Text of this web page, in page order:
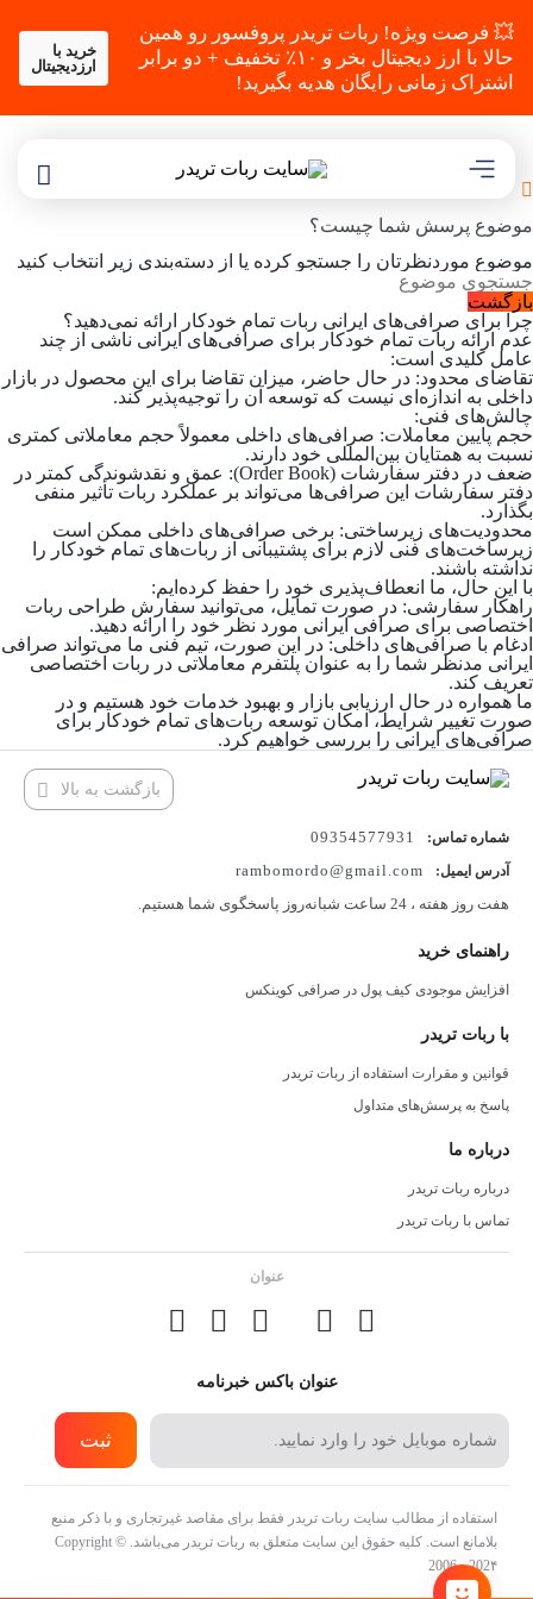
💥 فرصت ویژه! ربات تریدر پروفسور رو همین
حالا با ارز دیجیتال بخر و ۱۰٪ تخفیف + دو برابر
اشتراک زمانی رایگان هدیه بگیرید!
خرید با
ارزدیجیتال
موضوع پرسش شما چیست؟
موضوع موردنظرتان را جستجو کرده یا از دسته‌بندی زیر انتخاب کنید
بازگشت
چرا برای صرافی‌های ایرانی ربات تمام خودکار ارائه نمی‌دهید؟
عدم ارائه ربات تمام خودکار برای صرافی‌های ایرانی ناشی از چند
عامل کلیدی است:
تقاضای محدود: در حال حاضر، میزان تقاضا برای این محصول در بازار
داخلی به اندازه‌ای نیست که توسعه آن را توجیه‌پذیر کند.
چالش‌های فنی:
حجم پایین معاملات: صرافی‌های داخلی معمولاً حجم معاملاتی کمتری
نسبت به همتایان بین‌المللی خود دارند.
ضعف در دفتر سفارشات (Order Book): عمق و نقدشوندگی کمتر در
دفتر سفارشات این صرافی‌ها می‌تواند بر عملکرد ربات تأثیر منفی
بگذارد.
محدودیت‌های زیرساختی: برخی صرافی‌های داخلی ممکن است
زیرساخت‌های فنی لازم برای پشتیبانی از ربات‌های تمام خودکار را
نداشته باشند.
با این حال، ما انعطاف‌پذیری خود را حفظ کرده‌ایم:
راهکار سفارشی: در صورت تمایل، می‌توانید سفارش طراحی ربات
اختصاصی برای صرافی ایرانی مورد نظر خود را ارائه دهید.
ادغام با صرافی‌های داخلی: در این صورت، تیم فنی ما می‌تواند صرافی
ایرانی مدنظر شما را به عنوان پلتفرم معاملاتی در ربات اختصاصی
تعریف کند.
ما همواره در حال ارزیابی بازار و بهبود خدمات خود هستیم و در
صورت تغییر شرایط، امکان توسعه ربات‌های تمام خودکار برای
صرافی‌های ایرانی را بررسی خواهیم کرد.
بازگشت به بالا
شماره تماس: 09354577931
آدرس ایمیل:
rambomordo@gmail.com
هفت روز هفته ، 24 ساعت شبانه‌روز پاسخگوی شما هستیم.
راهنمای خرید
افزایش موجودی کیف پول در صرافی کوینکس
با ربات تریدر
قوانین و مقرارت استفاده از ربات تریدر
پاسخ به پرسش‌های متداول
درباره ما
درباره ربات تریدر
تماس با ربات تریدر
عنوان
عنوان باکس خبرنامه
ثبت
استفاده از مطالب سایت ربات تریدر فقط برای مقاصد غیرتجاری و با ذکر منبع
بلامانع است. کلیه حقوق این سایت متعلق به ربات تریدر می‌باشد. Copyright ©
2006 - 202۴